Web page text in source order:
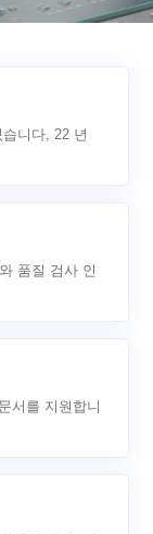
니다, 22 년
품질 검사 인
서를 지원합니